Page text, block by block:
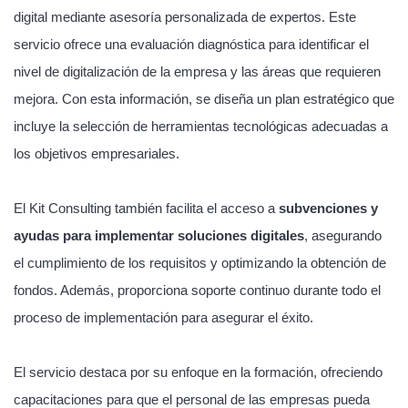
digital mediante asesoría personalizada de expertos. Este
servicio ofrece una evaluación diagnóstica para identificar el
nivel de digitalización de la empresa y las áreas que requieren
mejora. Con esta información, se diseña un plan estratégico que
incluye la selección de herramientas tecnológicas adecuadas a
los objetivos empresariales.
El Kit Consulting también facilita el acceso a subvenciones y
ayudas para implementar soluciones digitales, asegurando
el cumplimiento de los requisitos y optimizando la obtención de
fondos. Además, proporciona soporte continuo durante todo el
proceso de implementación para asegurar el éxito.
El servicio destaca por su enfoque en la formación, ofreciendo
capacitaciones para que el personal de las empresas pueda